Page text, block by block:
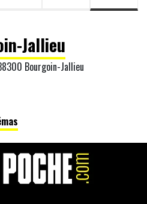
Jallieu
Bourgoin-Jallieu